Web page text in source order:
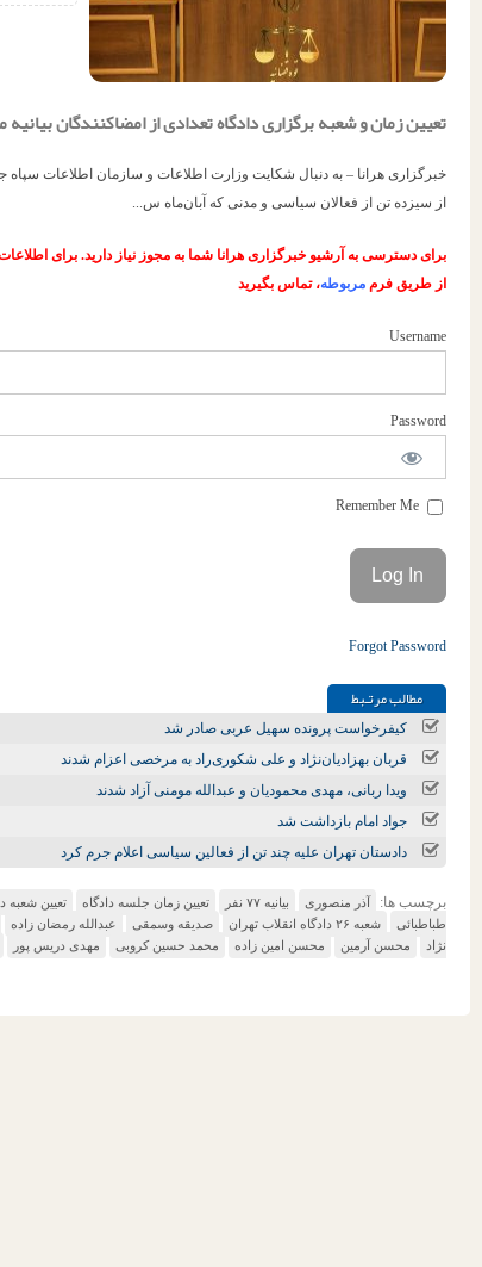
تعیین زمان و شعبه برگزاری دادگاه تعدادی از امضاکنندگان بیانیه
خبرگزاری هرانا – به دنبال شکایت وزارت اطلاعات و سازمان اطلاعات سپاه
از سیزده تن از فعالان سیاسی و مدنی که آبان‌ماه س...
برای دسترسی به آرشیو خبرگزاری هرانا شما به مجوز نیاز دارید. برای
از طریق فرم مربوطه، تماس بگیرید
Username
Password
Forgot Password
مطالب مرتـبط
کیفرخواست پرونده سهیل عربی صادر شد
قربان‌ بهزادیان‌نژاد و علی شکوری‌‌راد به مرخصی اعزام شدند
ویدا ربانی، مهدی محمودیان و عبدالله مومنی آزاد شدند
جواد امام بازداشت شد
دادستان تهران علیه چند تن از فعالین سیاسی اعلام جرم کرد
برچسب ها: آذر منصوری بیانیه ۷۷ نفر تعیین زمان جلسه دادگاه تعیین شعبه
طباطبائی
شعبه ۲۶ دادگاه انقلاب تهران صدیقه وسمقی عبدالله رمضان زاده
نژاد
محسن آرمین محسن امین زاده محمد حسین کروبی مهدی دریس پور